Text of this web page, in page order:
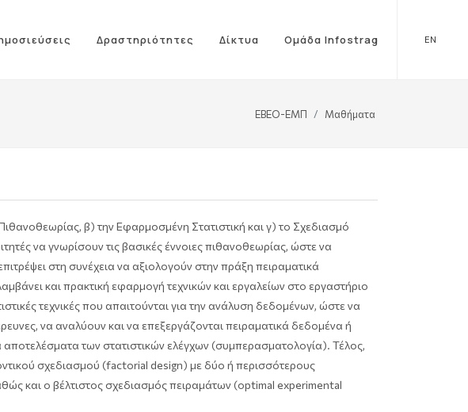
EN
Δραστηριότητες Δίκτυα Ομάδα Infostrag
ΕΒΕΟ-ΕΜΠ Μαθήματα
β) την Εφαρμοσμένη Στατιστική και γ) το Σχεδιασμό
να γνωρίσουν τις βασικές έννοιες πιθανοθεωρίας, ώστε να
στη συνέχεια να αξιολογούν στην πράξη πειραματικά
και πρακτική εφαρμογή τεχνικών και εργαλείων στο εργαστήριο
τεχνικές που απαιτούνται για την ανάλυση δεδομένων, ώστε να
να αναλύουν και να επεξεργάζονται πειραματικά δεδομένα ή
των στατιστικών ελέγχων (συμπερασματολογία). Τέλος,
σχεδιασμού (factorial design) με δύο ή περισσότερους
και ο βέλτιστος σχεδιασμός πειραμάτων (optimal experimental